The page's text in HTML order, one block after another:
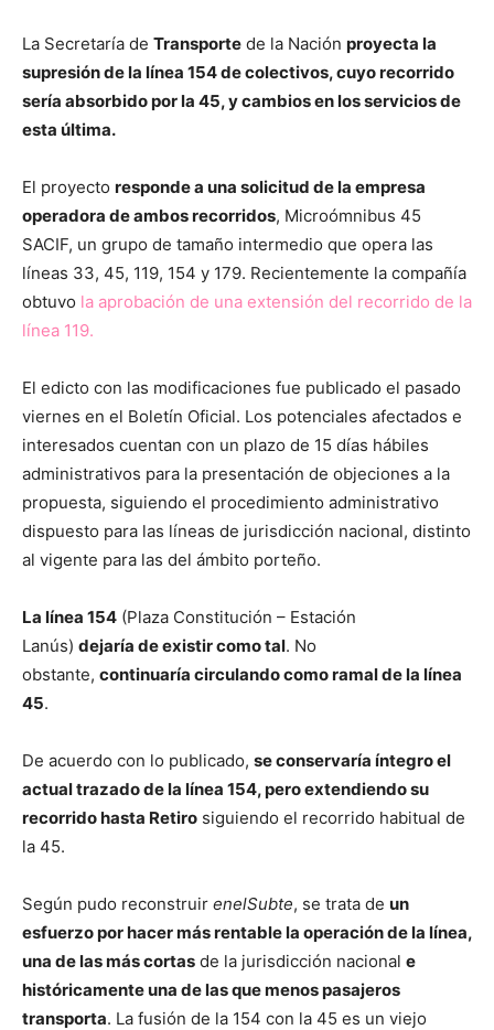
La Secretaría de Transporte de la Nación proyecta la
supresión de la línea 154 de colectivos, cuyo recorrido
sería absorbido por la 45, y cambios en los servicios de
esta última.
El proyecto responde a una solicitud de la empresa
operadora de ambos recorridos, Microómnibus 45
SACIF, un grupo de tamaño intermedio que opera las
líneas 33, 45, 119, 154 y 179. Recientemente la compañía
obtuvo la aprobación de una extensión del recorrido de la
línea 119.
El edicto con las modificaciones fue publicado el pasado
viernes en el Boletín Oficial. Los potenciales afectados e
interesados cuentan con un plazo de 15 días hábiles
administrativos para la presentación de objeciones a la
propuesta, siguiendo el procedimiento administrativo
dispuesto para las líneas de jurisdicción nacional, distinto
al vigente para las del ámbito porteño.
La línea 154 (Plaza Constitución – Estación
Lanús) dejaría de existir como tal. No
obstante, continuaría circulando como ramal de la línea
45.
De acuerdo con lo publicado, se conservaría íntegro el
actual trazado de la línea 154, pero extendiendo su
recorrido hasta Retiro siguiendo el recorrido habitual de
la 45.
Según pudo reconstruir enelSubte, se trata de un
esfuerzo por hacer más rentable la operación de la línea,
una de las más cortas de la jurisdicción nacional e
históricamente una de las que menos pasajeros
transporta. La fusión de la 154 con la 45 es un viejo